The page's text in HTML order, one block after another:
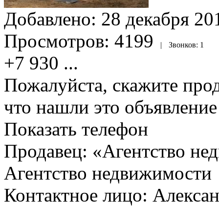
Добавлено: 28 декабря
Просмотров: 4199 | Звонков: 1
+7 930 ...
Пожалуйста, скажите
что нашли это
Показать телефон
Продавец: «Агентство
Агентство недвижимости
Контактное лицо: